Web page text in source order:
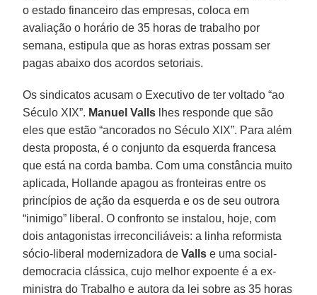
o estado financeiro das empresas, coloca em
avaliação o horário de 35 horas de trabalho por
semana, estipula que as horas extras possam ser
pagas abaixo dos acordos setoriais.
Os sindicatos acusam o Executivo de ter voltado “ao
Século XIX”. Manuel Valls lhes responde que são
eles que estão “ancorados no Século XIX”. Para além
desta proposta, é o conjunto da esquerda francesa
que está na corda bamba. Com uma constância muito
aplicada, Hollande apagou as fronteiras entre os
princípios de ação da esquerda e os de seu outrora
“inimigo” liberal. O confronto se instalou, hoje, com
dois antagonistas irreconciliáveis: a linha reformista
sócio-liberal modernizadora deValls e uma social-
democracia clássica, cujo melhor expoente é a ex-
ministra do Trabalho e autora da lei sobre as 35 horas